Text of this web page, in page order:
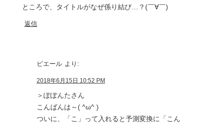
ところで、タイトルがなぜ係り結び…？(￣∀￣)
返信
ピエール より:
2018年6月15日 10:52 PM
＞ぽぽんたさん
こんばんは～( ^ω^ )
ついに、「こ」って入れると予測変換に「こん